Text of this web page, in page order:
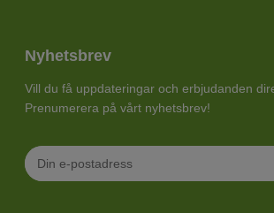
Nyhetsbrev
Vill du få uppdateringar och erbjudanden
Prenumerera på vårt nyhetsbrev!